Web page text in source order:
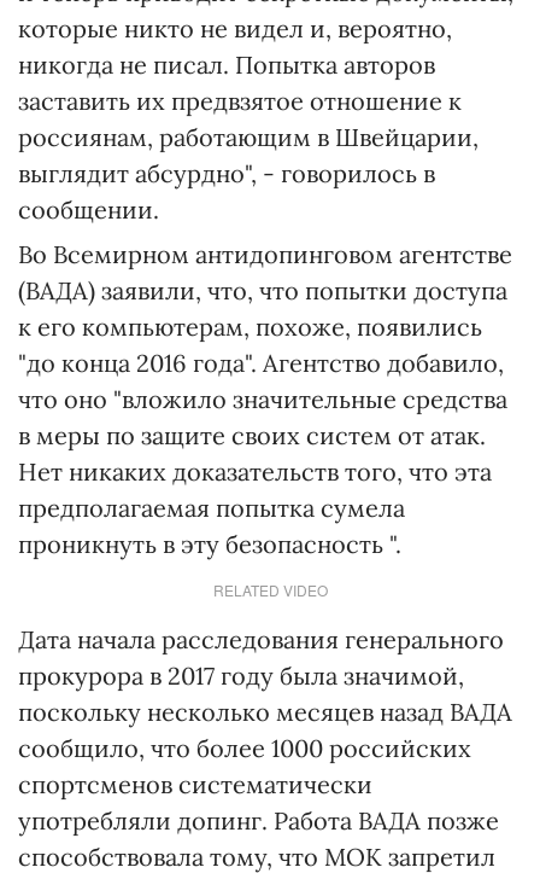
которые никто не видел и, вероятно,
никогда не писал. Попытка авторов
заставить их предвзятое отношение к
россиянам, работающим в Швейцарии,
выглядит абсурдно", - говорилось в
сообщении.
Во Всемирном антидопинговом агентстве
(ВАДА) заявили, что, что попытки доступа
к его компьютерам, похоже, появились
"до конца 2016 года". Агентство добавило,
что оно "вложило значительные средства
в меры по защите своих систем от атак.
Нет никаких доказательств того, что эта
предполагаемая попытка сумела
проникнуть в эту безопасность ".
RELATED VIDEO
Дата начала расследования генерального
прокурора в 2017 году была значимой,
поскольку несколько месяцев назад ВАДА
сообщило, что более 1000 российских
спортсменов систематически
употребляли допинг. Работа ВАДА позже
способствовала тому, что МОК запретил